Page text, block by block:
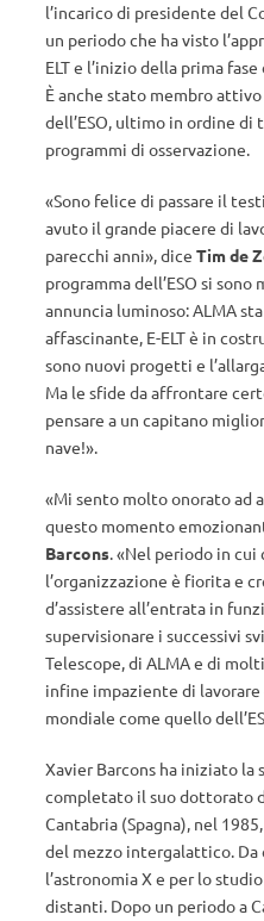
l’incarico di presidente del
un periodo che ha visto
ELT e l’inizio della prima
È anche stato membro attivo
dell’ESO, ultimo in ordine
programmi di osservazione.
«Sono felice di passare il
avuto il grande piacere di
parecchi anni», dice Tim de
programma dell’ESO si
annuncia luminoso: ALMA
affascinante, E-ELT è in
sono nuovi progetti e
Ma le sfide da affrontare
pensare a un capitano
nave!».
«Mi sento molto onorato ad
questo momento
Barcons. «Nel periodo in cui
l’organizzazione è fiorita e
d’assistere all’entrata in
supervisionare i successivi
Telescope, di ALMA e di
infine impaziente di
mondiale come quello
Xavier Barcons ha iniziato la
completato il suo dottorato
Cantabria (Spagna), nel
del mezzo intergalattico. Da
l’astronomia X e per lo
distanti. Dopo un periodo a